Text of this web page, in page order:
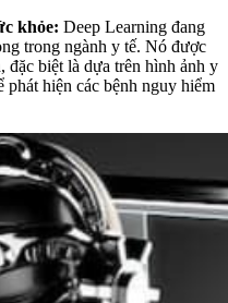
khỏe: Deep Learning đang
trong ngành y tế. Nó được
đặc biệt là dựa trên hình ảnh y
hiện các bệnh nguy hiểm